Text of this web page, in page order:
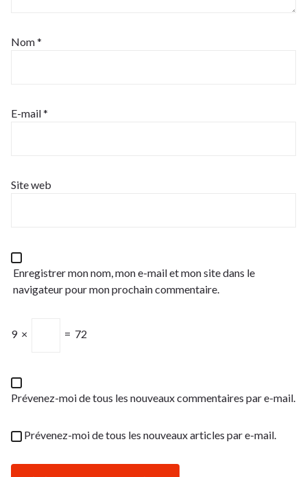
Nom*
E-mail*
Site web
Enregistrer mon nom, mon e-mail et mon site dans le
navigateur pour mon prochain commentaire.
9 × = 72
Prévenez-moi de tous les nouveaux commentaires par e-mail.
Prévenez-moi de tous les nouveaux articles par e-mail.